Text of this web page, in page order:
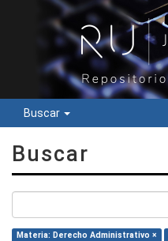
Buscar
Buscar
Materia: Derecho Administrativo ×